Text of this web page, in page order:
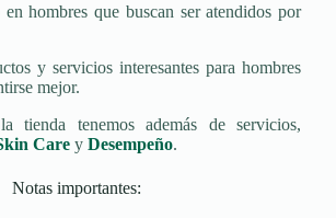
hombres que buscan ser atendidos por
y servicios interesantes para hombres
mejor.
tienda tenemos además de servicios,
Care y Desempeño.
Notas importantes: